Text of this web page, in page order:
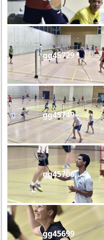
gg45729
gg45749
gg45706
gg45699